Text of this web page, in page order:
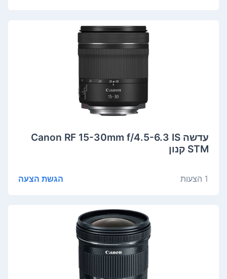
‏עדשה Canon RF 15-30mm f/4.5-6.3 IS
STM קנון
1 הצעות הגשת הצעה